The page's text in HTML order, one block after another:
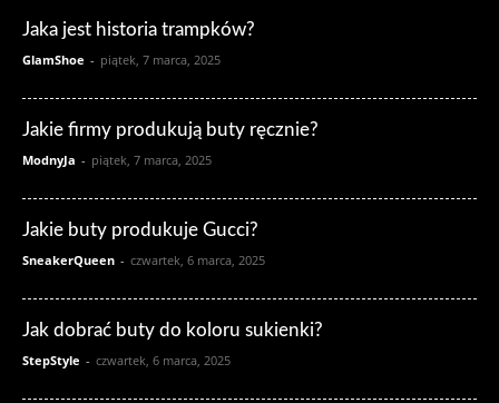
Jaka jest historia trampków?
GlamShoe - piątek, 7 marca, 2025
Jakie firmy produkują buty ręcznie?
ModnyJa - piątek, 7 marca, 2025
Jakie buty produkuje Gucci?
SneakerQueen - czwartek, 6 marca, 2025
Jak dobrać buty do koloru sukienki?
StepStyle - czwartek, 6 marca, 2025